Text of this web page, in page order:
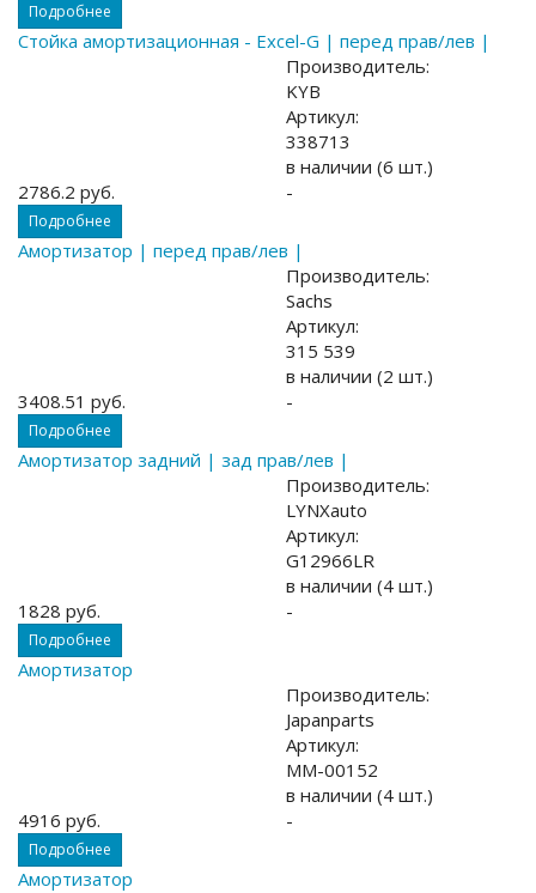
Подробнее
Стойка амортизационная - Excel-G | перед прав/лев |
Производитель:
KYB
Артикул:
338713
в наличии (6 шт.)
2786.2 руб.
-
Подробнее
Амортизатор | перед прав/лев |
Производитель:
Sachs
Артикул:
315 539
в наличии (2 шт.)
3408.51 руб.
-
Подробнее
Амортизатор задний | зад прав/лев |
Производитель:
LYNXauto
Артикул:
G12966LR
в наличии (4 шт.)
1828 руб.
-
Подробнее
Амортизатор
Производитель:
Japanparts
Артикул:
MM-00152
в наличии (4 шт.)
4916 руб.
-
Подробнее
Амортизатор